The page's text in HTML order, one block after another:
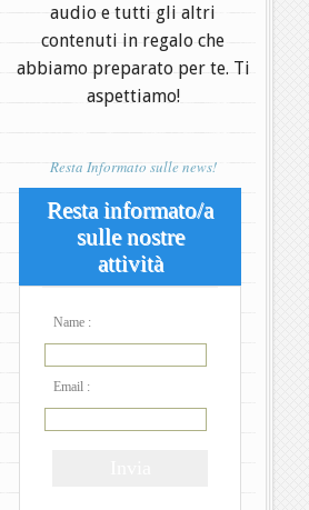
audio e tutti gli altri
contenuti in regalo che
abbiamo preparato per te. Ti
aspettiamo!
Resta Informato sulle news!
Resta informato/a
sulle nostre
attività
Name :
Email :